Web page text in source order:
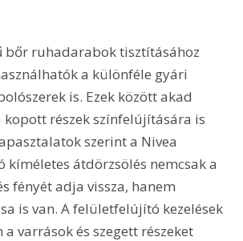
bőr ruhadarabok tisztításához
a különféle gyári
is. Ezek között akad
kopott részek színfelújítására is
szerint a Nivea
kíméletes átdörzsölés nemcsak a
fényét adja vissza, hanem
is van. A felületfelújító kezelések
varrások és szegett részeket